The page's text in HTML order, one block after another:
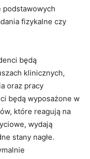
podstawowych
fizykalne czy
będą
klinicznych,
oraz pracy
będą wyposażone w
które reagują na
wydają
stany nagłe.